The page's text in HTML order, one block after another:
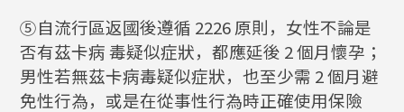
⑤自流行區返國後遵循 2226 原則，女性不論是
否有茲卡病 毒疑似症狀，都應延後 2 個月懷孕；
男性若無茲卡病毒疑似症狀，也至少需 2 個月避
免性行為，或是在從事性行為時正確使用保險